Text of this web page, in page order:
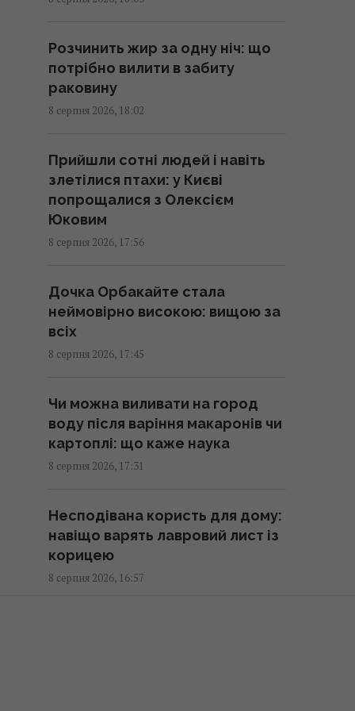
16:55 субота, 08 серпня 2026
До 2030 року в Україні стане на
розповіла про ризики
16:46 субота, 08 серпня 2026
Росія готує потужний удар по
16:43 субота, 08 серпня 2026
США спробують зірвати
16:40 субота, 08 серпня 2026
Найкращі з найкращих: 10
16:30 субота, 08 серпня 2026
Не "орел і решка": як
Розчинить жир за одну ніч: що
потрібно вилити в забиту
раковину
8 серпня 2026, 18:02
Прийшли сотні людей і навіть
злетілися птахи: у Києві
попрощалися з Олексієм
Юковим
8 серпня 2026, 17:56
Дочка Орбакайте стала
неймовірно високою: вищою за
всіх
8 серпня 2026, 17:45
Чи можна виливати на город
воду після варіння макаронів чи
картоплі: що каже наука
8 серпня 2026, 17:31
Несподівана користь для дому:
навіщо варять лавровий лист із
корицею
8 серпня 2026, 16:57